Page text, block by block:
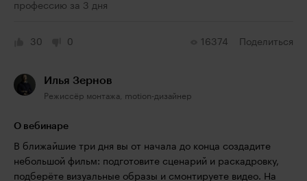
профессию за 3 дня
30 0 16374 Поделиться
Илья Зернов
Режиссёр монтажа, motion-дизайнер
О вебинаре
В ближайшие три дня вы от начала до конца создадите
небольшой фильм: подготовите сценарий и раскадровку,
подберёте визуальные образы и смонтируете видео. На